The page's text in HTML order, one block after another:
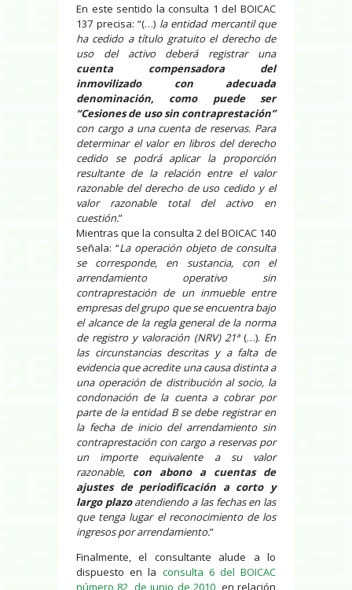
En este sentido la consulta 1 del BOICAC
137 precisa: “(…) la entidad mercantil que
ha cedido a título gratuito el derecho de
uso del activo deberá registrar una
cuenta compensadora del
inmovilizado con adecuada
denominación, como puede ser
“Cesiones de uso sin contraprestación”
con cargo a una cuenta de reservas. Para
determinar el valor en libros del derecho
cedido se podrá aplicar la proporción
resultante de la relación entre el valor
razonable del derecho de uso cedido y el
valor razonable total del activo en
cuestión.”
Mientras que la consulta 2 del BOICAC 140
señala: “La operación objeto de consulta
se corresponde, en sustancia, con el
arrendamiento operativo sin
contraprestación de un inmueble entre
empresas del grupo que se encuentra bajo
el alcance de la regla general de la norma
de registro y valoración (NRV) 21ª (…). En
las circunstancias descritas y a falta de
evidencia que acredite una causa distinta a
una operación de distribución al socio, la
condonación de la cuenta a cobrar por
parte de la entidad B se debe registrar en
la fecha de inicio del arrendamiento sin
contraprestación con cargo a reservas por
un importe equivalente a su valor
razonable, con abono a cuentas de
ajustes de periodificación a corto y
largo plazoatendiendo a las fechas en las
que tenga lugar el reconocimiento de los
ingresos por arrendamiento.”
Finalmente, el consultante alude a lo
dispuesto en la consulta 6 del BOICAC
número 82, de junio de 2010 , en relación